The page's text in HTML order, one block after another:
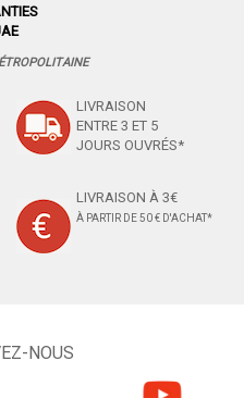
LIVRAISON
ENTRE 3 ET 5
JOURS OUVRÉS*
LIVRAISON À 3€
À PARTIR DE 50 € D'ACHAT*
NOUS